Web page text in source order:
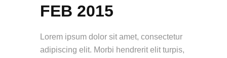
FEB 2015
Lorem ipsum dolor sit amet, consectetur
adipiscing elit. Morbi hendrerit elit turpis,